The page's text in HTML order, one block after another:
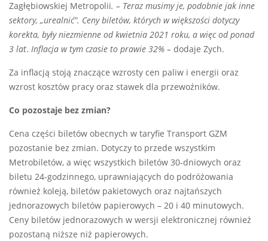
Zagłębiowskiej Metropolii. – Teraz musimy je, podobnie jak inne
sektory, „urealnić”. Ceny biletów, których w większości dotyczy
korekta, były niezmienne od kwietnia 2021 roku, a więc od ponad
3 lat. Inflacja w tym czasie to prawie 32% – dodaje Zych.
Za inflacją stoją znaczące wzrosty cen paliw i energii oraz
wzrost kosztów pracy oraz stawek dla przewoźników.
Co pozostaje bez zmian?
Cena części biletów obecnych w taryfie Transport GZM
pozostanie bez zmian. Dotyczy to przede wszystkim
Metrobiletów, a więc wszystkich biletów 30-dniowych oraz
biletu 24-godzinnego, uprawniających do podróżowania
również koleją, biletów pakietowych oraz najtańszych
jednorazowych biletów papierowych – 20 i 40 minutowych.
Ceny biletów jednorazowych w wersji elektronicznej również
pozostaną niższe niż papierowych.